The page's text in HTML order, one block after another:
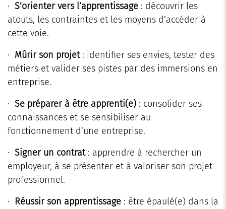
· S’orienter vers l’apprentissage : découvrir les
atouts, les contraintes et les moyens d’accéder à
cette voie.
· Mûrir son projet: identifier ses envies, tester des
métiers et valider ses pistes par des immersions en
entreprise.
· Se préparer à être apprenti(e) : consolider ses
connaissances et se sensibiliser au
fonctionnement d’une entreprise.
· Signer un contrat: apprendre à rechercher un
employeur, à se présenter et à valoriser son projet
professionnel.
· Réussir son apprentissage : être épaulé(e) dans la